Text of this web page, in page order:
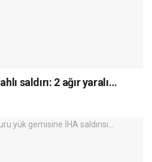
saldırı: 2 ağır yaralı…